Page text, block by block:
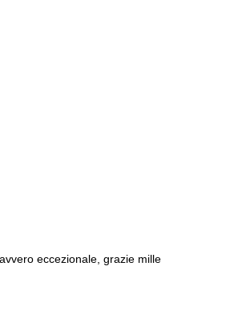
eccezionale, grazie mille